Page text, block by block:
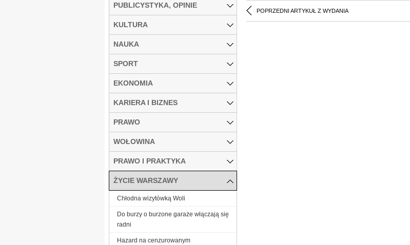
POPRZEDNI ARTYKUŁ Z WYDANIA
PUBLICYSTYKA, OPINIE
KULTURA
NAUKA
SPORT
EKONOMIA
KARIERA I BIZNES
PRAWO
WOŁOWINA
PRAWO I PRAKTYKA
ŻYCIE WARSZAWY
Chłodna wizytówką Woli
Do burzy o burzone garaże włączają się
radni
Hazard na cenzurowanym